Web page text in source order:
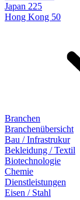
Japan 225
Hong Kong 50
Branchen
Branchenübersicht
Bau / Infrastrukur
Bekleidung / Textil
Biotechnologie
Chemie
Dienstleistungen
Eisen / Stahl